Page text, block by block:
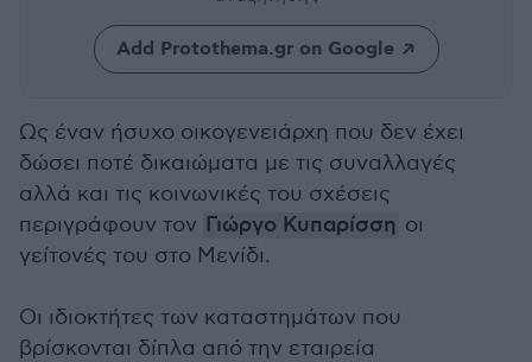
Add Protothema.gr on Google
Ως έναν ήσυχο οικογενειάρχη που δεν έχει
δώσει ποτέ δικαιώματα με τις συναλλαγές
αλλά και τις κοινωνικές του σχέσεις
περιγράφουν τον Γιώργο Κυπαρίσση οι
γείτονές του στο Μενίδι.
Οι ιδιοκτήτες των καταστημάτων που
βρίσκονται δίπλα από την εταιρεία